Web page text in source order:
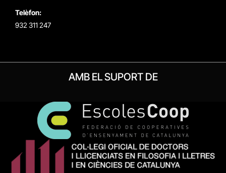
Telèfon:
932 311 247
AMB EL SUPORT DE